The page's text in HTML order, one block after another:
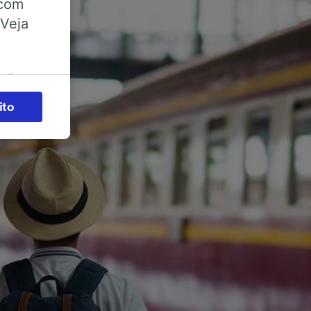
para
e não